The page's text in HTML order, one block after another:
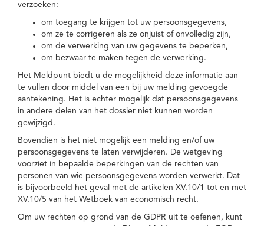
verzoeken:
om toegang te krijgen tot uw persoonsgegevens,
om ze te corrigeren als ze onjuist of onvolledig zijn,
om de verwerking van uw gegevens te beperken,
om bezwaar te maken tegen de verwerking.
Het Meldpunt biedt u de mogelijkheid deze informatie aan
te vullen door middel van een bij uw melding gevoegde
aantekening. Het is echter mogelijk dat persoonsgegevens
in andere delen van het dossier niet kunnen worden
gewijzigd.
Bovendien is het niet mogelijk een melding en/of uw
persoonsgegevens te laten verwijderen. De wetgeving
voorziet in bepaalde beperkingen van de rechten van
personen van wie persoonsgegevens worden verwerkt. Dat
is bijvoorbeeld het geval met de artikelen XV.10/1 tot en met
XV.10/5 van het Wetboek van economisch recht.
Om uw rechten op grond van de GDPR uit te oefenen, kunt